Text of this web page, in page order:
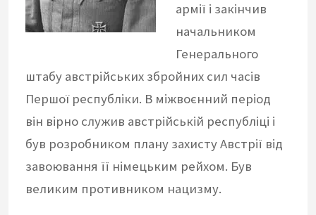
армії і закінчив
начальником
Генерального
штабу австрійських збройних сил часів
Першої республіки. В міжвоєнний період
він вірно служив австрійській республіці і
був розробником плану захисту Австрії від
завоювання її німецьким рейхом. Був
великим противником нацизму.